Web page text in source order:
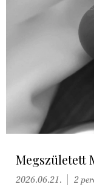
Megszületett
2026.06.21. 2